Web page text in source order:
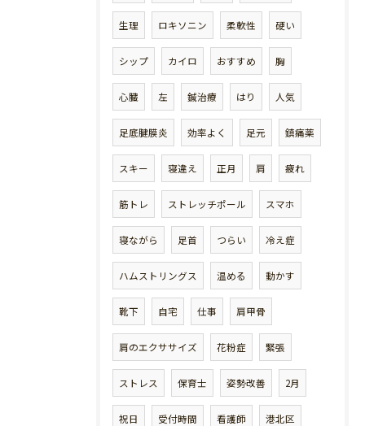
生理 ロキソニン 柔軟性 硬い
シップ カイロ おすすめ 胸
心臓 左 鍼治療 はり 人気
足底腱膜炎 効率よく 足元 鎮痛薬
スキー 寝違え 正月 肩 疲れ
筋トレ ストレッチポール スマホ
寝ながら 足首 つらい 冷え症
ハムストリングス 温める 動かす
靴下 自宅 仕事 肩甲骨
肩のエクササイズ 花粉症 緊張
ストレス 保育士 姿勢改善 2月
祝日 受付時間 看護師 港北区